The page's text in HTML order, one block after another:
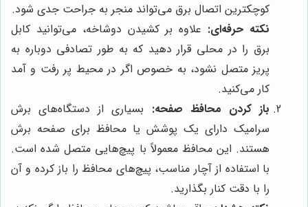
کوچکترین اتصال برق می‌تواند منجر به جراحت جدی شود.
نکته حرفه‌ای: علاوه بر کشیدن دوشاخه، می‌توانید کابل
برق را در محلی قرار دهید که به طور تصادفی دوباره به
پریز متصل نشود، به خصوص اگر در محیط پر رفت و آمد
کار می‌کنید.
باز کردن محافظ صفحه: بسیاری از دستگاه‌های برش
سرامیک دارای یک پوشش یا محافظ برای صفحه برش
هستند. این محافظ معمولاً با پیچ‌هایی متصل شده است.
با استفاده از آچار مناسب، پیچ‌های محافظ را باز کرده و آن
را با دقت کنار بگذارید.